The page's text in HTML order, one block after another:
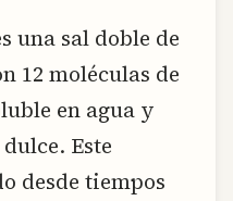
una sal doble de
12 moléculas de
en agua y
Este
desde tiempos